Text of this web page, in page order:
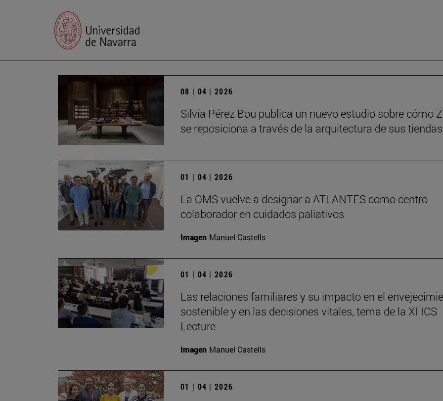
08 | 04 | 2026
Silvia Pérez Bou publica un nuevo estudio sobre cómo
se reposiciona a través de la arquitectura de sus tiendas
01 | 04 | 2026
La OMS vuelve a designar a ATLANTES como centro
colaborador en cuidados paliativos
Imagen Manuel Castells
01 | 04 | 2026
Las relaciones familiares y su impacto en el
sostenible y en las decisiones vitales, tema de la XI ICS
Lecture
Imagen Manuel Castells
01 | 04 | 2026